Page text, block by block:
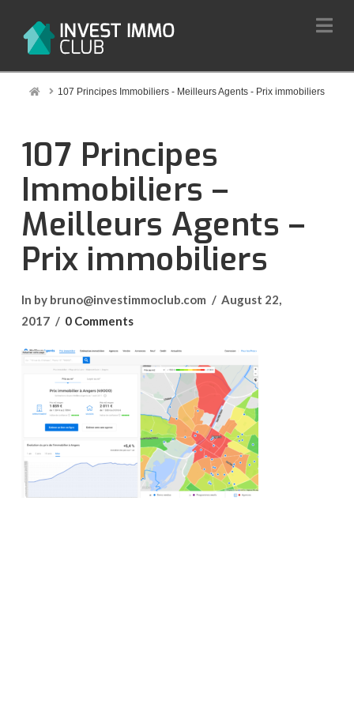
Home107 Principes Immobiliers - Meilleurs Agents - Prix immobiliers
107 Principes
Immobiliers –
Meilleurs Agents –
Prix immobiliers
In by bruno@investimmoclub.com
August 22,
2017
0 Comments